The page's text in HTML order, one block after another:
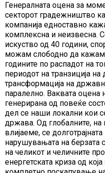
Генералната оцена за
секторот градежништво
компанија едноставно
комплексна и неизвесна.
искуство од 40 години,
можам слободно да
годините по распадот на
периодот на транзиција
трансформација на
паралелно. Ваквата оцена
генерирана од повеќе
дел се наши локални кои
држава. Од глобалните,
влијаеме, се
нарушувањата на берзата
на челикот и челичните
енергетската криза од